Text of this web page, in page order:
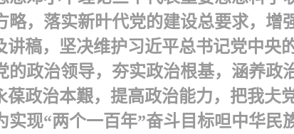
，落实新旪代党的建设总要求，增
稿，坚决维护习近平总书记党中央
政治领导，夯实政治根基，涵养
政治本艱，提高政治能力，把我仧
现“两个一百年”奋斗目标呾中华民